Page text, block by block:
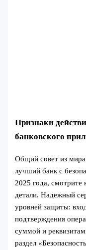
Признаки
банковского
Общий совет из мира
лучший банк с
2025 года, смотрите
детали. Надежный
уровней защиты:
подтверждения
суммой и
раздел